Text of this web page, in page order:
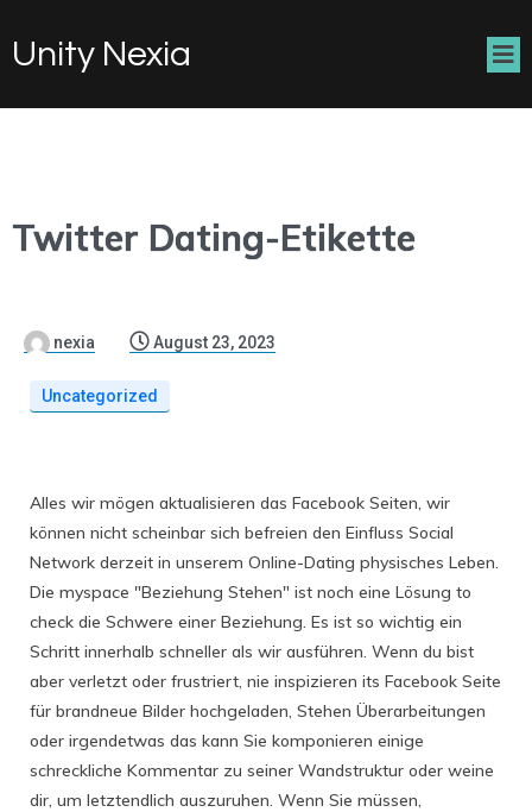
Unity Nexia
Twitter Dating-Etikette
nexia August 23, 2023
Uncategorized
Alles wir mögen aktualisieren das Facebook Seiten, wir
können nicht scheinbar sich befreien den Einfluss Social
Network derzeit in unserem Online-Dating physisches Leben.
Die myspace "Beziehung Stehen" ist noch eine Lösung to
check die Schwere einer Beziehung. Es ist so wichtig ein
Schritt innerhalb schneller als wir ausführen. Wenn du bist
aber verletzt oder frustriert, nie inspizieren its Facebook Seite
für brandneue Bilder hochgeladen, Stehen Überarbeitungen
oder irgendetwas das kann Sie komponieren einige
schreckliche Kommentar zu seiner Wandstruktur oder weine
dir, um letztendlich auszuruhen. Wenn Sie müssen,